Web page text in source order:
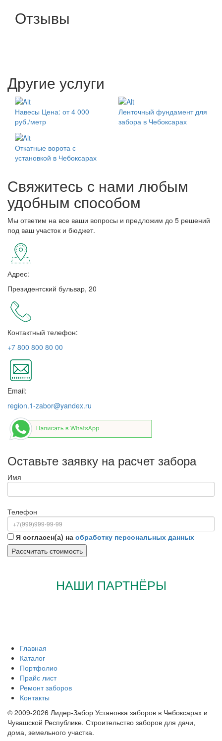
Отзывы
Другие услуги
Навесы Цена: от 4 000
руб./метр
Ленточный фундамент для
забора в Чебоксарах
Откатные ворота с
установкой в Чебоксарах
Свяжитесь с нами любым
удобным способом
Мы ответим на все ваши вопросы и предложим до 5 решений
под ваш участок и бюджет.
Адрес:
Президентский бульвар, 20
Контактный телефон:
+7 800 800 80 00
Email:
region.1-zabor@yandex.ru
Оставьте заявку на расчет забора
Имя
Телефон
Я согласен(а) на обработку персональных данных
НАШИ ПАРТНЁРЫ
Главная
Каталог
Портфолио
Прайс лист
Ремонт заборов
Контакты
© 2009-2026 Лидер-Забор Установка заборов в Чебоксарах и
Чувашской Республике. Строительство заборов для дачи,
дома, земельного участка.